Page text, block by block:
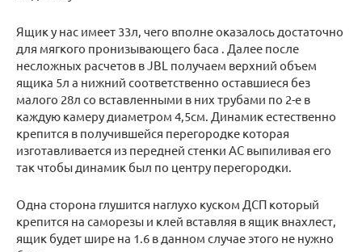
Ящик у нас имеет 33л, чего вполне оказалось достаточно
для мягкого пронизывающего баса . Далее после
несложных расчетов в JBL получаем верхний объем
ящика 5л а нижний соответственно оставшиеся без
малого 28л со вставленными в них трубами по 2-е в
каждую камеру диаметром 4,5см. Динамик естественно
крепится в получившейся перегородке которая
изготавливается из передней стенки АС выпиливая его
так чтобы динамик был по центру перегородки.
Одна сторона глушится наглухо куском ДСП который
крепится на саморезы и клей вставляя в ящик внахлест,
ящик будет шире на 1.6 в данном случае этого не нужно